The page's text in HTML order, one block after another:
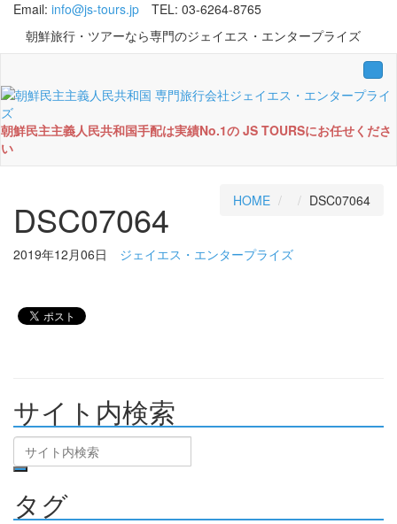
Email: info@js-tours.jp
TEL: 03-6264-8765
朝鮮旅行・ツアーなら専門のジェイエス・エンタープライズ
朝鮮民主主義人民共和国手配は実績No.1の JS TOURSにお任せくださ
い
DSC07064 HOME DSC07064
2019年12月06日 ジェイエス・エンタープライズ
サイト内検索
タグ